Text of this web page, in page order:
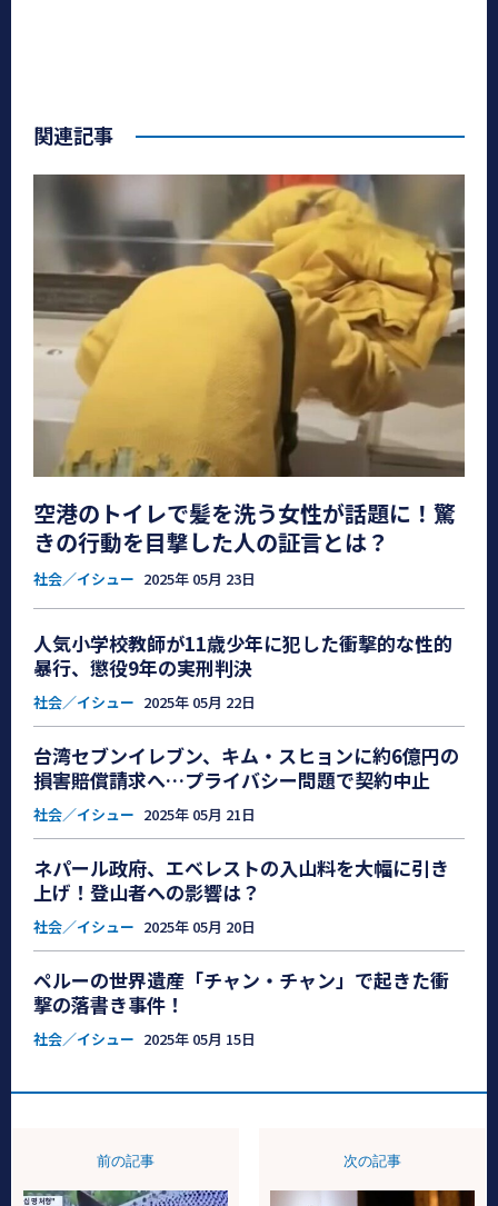
関連記事
空港のトイレで髪を洗う女性が話題に！驚
きの行動を目撃した人の証言とは？
社会／イシュー 2025年 05月 23日
人気小学校教師が11歳少年に犯した衝撃的な性的
暴行、懲役9年の実刑判決
社会／イシュー 2025年 05月 22日
台湾セブンイレブン、キム・スヒョンに約6億円の
損害賠償請求へ…プライバシー問題で契約中止
社会／イシュー 2025年 05月 21日
ネパール政府、エベレストの入山料を大幅に引き
上げ！登山者への影響は？
社会／イシュー 2025年 05月 20日
ペルーの世界遺産「チャン・チャン」で起きた衝
撃の落書き事件！
社会／イシュー 2025年 05月 15日
前の記事 次の記事